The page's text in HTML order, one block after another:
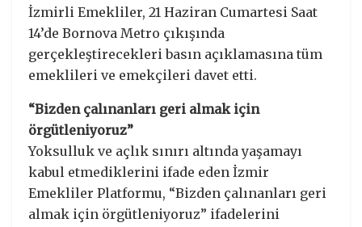
İzmirli Emekliler, 21 Haziran Cumartesi Saat
14’de Bornova Metro çıkışında
gerçekleştirecekleri basın açıklamasına tüm
emeklileri ve emekçileri davet etti.
“Bizden çalınanları geri almak için
örgütleniyoruz”
Yoksulluk ve açlık sınırı altında yaşamayı
kabul etmediklerini ifade eden İzmir
Emekliler Platformu, “Bizden çalınanları geri
almak için örgütleniyoruz” ifadelerini